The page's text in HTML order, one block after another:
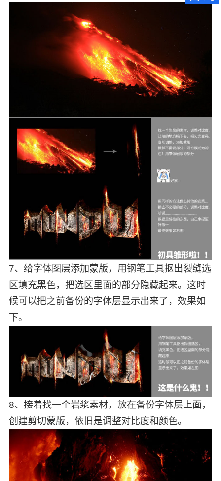
7、给字体图层添加蒙版，用钢笔工具抠出裂缝选
区填充黑色，把选区里面的部分隐藏起来。这时
候可以把之前备份的字体层显示出来了，效果如
下。
8、接着找一个岩浆素材，放在备份字体层上面，
创建剪切蒙版，依旧是调整对比度和颜色。